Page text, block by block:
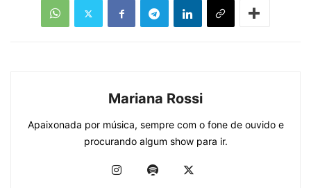
Mariana Rossi
Apaixonada por música, sempre com o fone de ouvido e
procurando algum show para ir.